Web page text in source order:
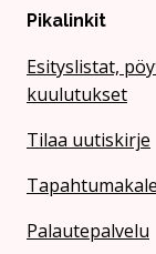
Pikalinkit
Esityslistat,
kuulutukset
Tilaa uutiskirje
Palautepalvelu